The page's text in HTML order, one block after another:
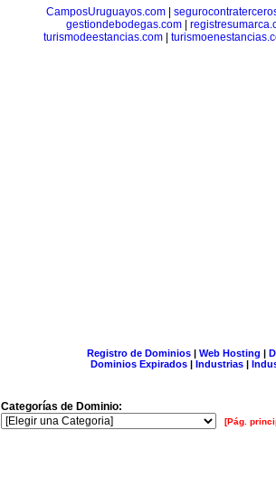
CamposUruguayos.com|
gestiondebodegas.com|
turismodeestancias.com
Registro de Dominios| Web Hosting |
Dominios Expirados | Industrias |
Categorías de Dominio:
[Pág.